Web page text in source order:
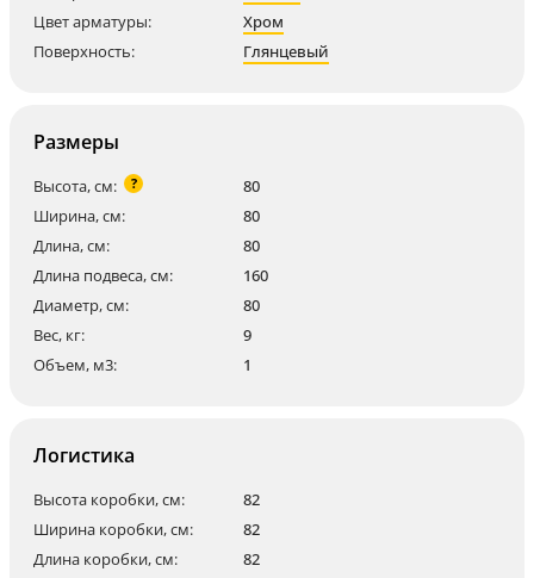
Цвет арматуры:
Хром
Поверхность:
Глянцевый
Размеры
Высота, см: ?
80
Ширина, см:
80
Длина, см:
80
Длина подвеса, см:
160
Диаметр, см:
80
Вес, кг:
9
Объем, м3:
1
Логистика
Высота коробки, см:
82
Ширина коробки, см:
82
Длина коробки, см:
82